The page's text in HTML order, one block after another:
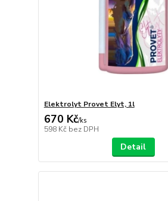
Elektrolyt Provet Elyt, 1l
670 Kč/ks
598 Kč bez DPH
Detail